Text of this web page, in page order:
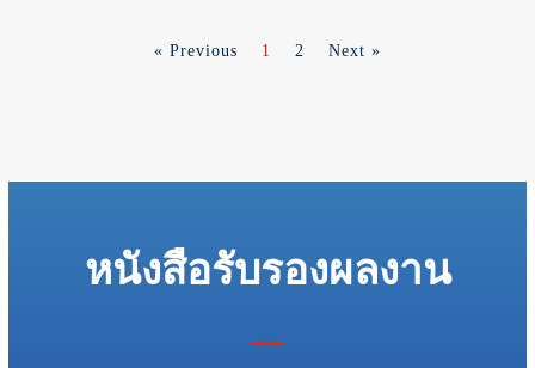
« Previous 1 2 Next »
หนังสือรับรองผลงาน